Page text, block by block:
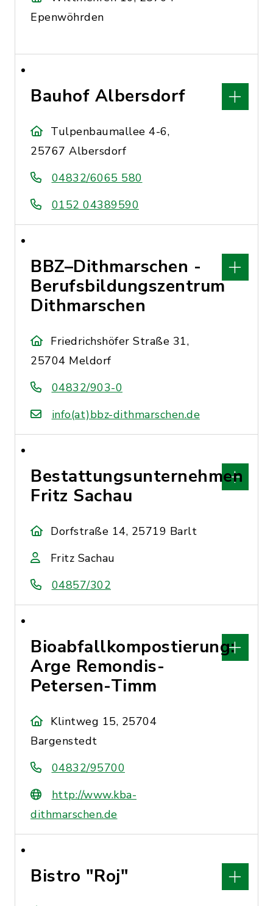
Epenwöhrden
Bauhof Albersdorf
Tulpenbaumallee 4-6,
25767 Albersdorf
04832/6065 580
0152 04389590
BBZ–Dithmarschen -
Berufsbildungszentrum
Dithmarschen
Friedrichshöfer Straße 31,
25704 Meldorf
04832/903-0
info(at)bbz-dithmarschen.de
Bestattungsunternehmen
Fritz Sachau
Dorfstraße 14, 25719 Barlt
Fritz Sachau
04857/302
Bioabfallkompostierung:
Arge Remondis-
Petersen-Timm
Klintweg 15, 25704
Bargenstedt
04832/95700
http://www.kba-
dithmarschen.de
Bistro "Roj"